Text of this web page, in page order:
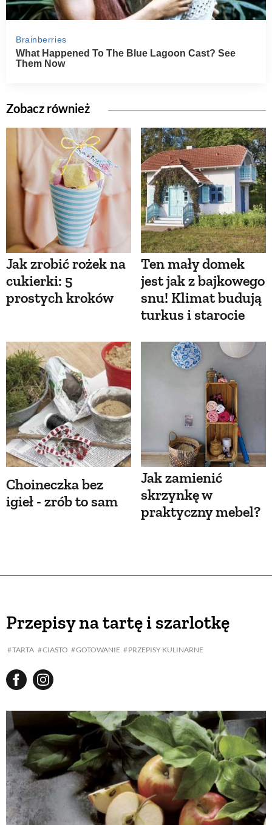
Zobacz również
Jak zrobić rożek na
cukierki: 5
prostych kroków
Ten mały domek
jest jak z bajkowego
snu! Klimat budują
turkus i starocie
Choineczka bez
igieł - zrób to sam
Jak zamienić
skrzynkę w
praktyczny mebel?
Przepisy na tartę i szarlotkę
TARTA CIASTO GOTOWANIE PRZEPISY KULINARNE